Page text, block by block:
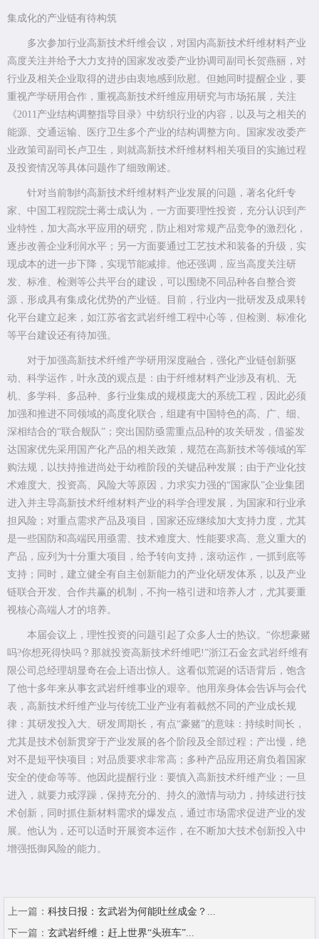
集成化的产业链有待构筑
多次参加行业高新技术纤维会议，对国内高新技术纤维材料产业
高度关注并给予大力支持的国家发改委产业协调司副司长贺燕丽，对
行业及相关企业取得的进步由衷地感到欣慰。但她同时提醒企业，要
重视产学研用合作，重视高新技术纤维应用研究与市场拓展，关注
《2011产业结构调整指导目录》中纺织行业的内容，以及与之相关的
能源、交通运输、医疗卫生多个产业的结构调整方向。国家发改委产
业政策司副司长卢卫生，则就高新技术纤维材料相关项目的实施过程
及投资情况等具体问题作了细致阐述。
针对当前制约高新技术纤维材料产业发展的问题，著名化纤专
家、中国工程院院士蒋士成认为，一方面要理性投资，充分认识到产
业特性，加大高水平应用的研究，防止相对常规产品竞争的激烈化，
逐步改善企业利润水平；另一方面要通过工艺技术和装备的升级，实
现成本的进一步下降，实现节能减排。他还强调，应当高度关注研
发、标准、检测等公共平台的建设，可以围绕不同品种各自整合资
源，形成具有集成化优势的产业链。目前，行业内一批研发及成果转
化平台建立起来，如江苏省玄武岩纤维工程中心等，但检测、标准化
等平台建设还有待加强。
对于加强高新技术纤维产学研用深度融合，强化产业链创新驱
动、科学运作，叶永茂的观点是：由于纤维材料产业涉及有机、无
机、多学科、多品种、多行业集成的规模庞大的系统工程，因此必须
加强和推进不同领域的高度化联合，组建有中国特色的高、广、细、
深相结合的“联合舰队”；突出国防亟需重点品种的攻关研发，借鉴发
达国家优先采用国产化产品的相关政策，规范在高新技术等领域的军
购法规，以扶持推进尚处于幼稚阶段的关键品种发展；由于产业化技
术难度大、投资高、风险大等原因，力求实力强的“国家队”企业集团
进入并主导高新技术纤维材料产业的科学合理发展，为国家和行业承
担风险；对重点需求产品及项目，国家还应继续加大支持力度，尤其
是一些国防和高端民用亟需、技术难度大、性能要求高、意义重大的
产品，应列为十分重大项目，给予转向支持，滚动运作，一抓到底等
支持；同时，建立健全有自主创新能力的产业化研发体系，以及产业
链联合开发、合作共赢的机制，不拘一格引进和培养人才，尤其要重
视核心高端人才的培养。
本届会议上，理性投资的问题引起了众多人士的热议。“你想豪赌
吗?你想死得快吗？那就投资高新技术纤维吧!”浙江石金玄武岩纤维有
限公司总经理胡显奇在会上语出惊人。这看似荒诞的话语背后，饱含
了他十多年来从事玄武岩纤维事业的艰辛。他用亲身体会告诉与会代
表，高新技术纤维产业与传统工业产业有着截然不同的产业成长规
律：其研发投入大、研发周期长，有点“豪赌”的意味：持续时间长，
尤其是技术创新贯穿于产业发展的各个阶段及全部过程；产出慢，绝
对不是短平快项目；对品质要求非常高；多种产品应用还肩负着国家
安全的使命等等。他因此提醒行业：要慎入高新技术纤维产业；一旦
进入，就要力戒浮躁，保持充分的、持久的激情与动力，持续进行技
术创新，同时抓住新材料需求的爆发点，通过市场需求促进产业的发
展。他认为，还可以适时开展资本运作，在不断加大技术创新投入中
增强抵御风险的能力。
上一篇： 科技日报：玄武岩为何能吐丝成金？...
下一篇： 玄武岩纤维：赶上世界“头班车”...